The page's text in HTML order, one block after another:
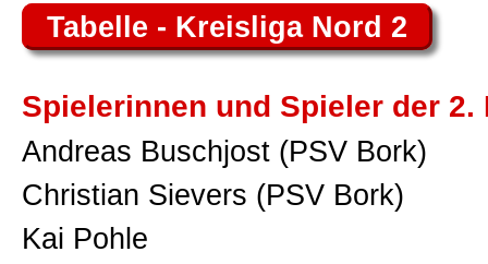
Tabelle - Kreisliga Nord 2
Spielerinnen und Spieler der 2.
Andreas Buschjost (PSV Bork)
Christian Sievers (PSV Bork)
Kai Pohle